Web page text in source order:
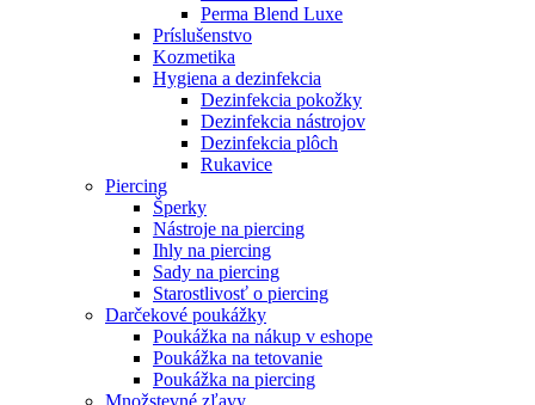
Perma Blend Luxe
Príslušenstvo
Kozmetika
Hygiena a dezinfekcia
Dezinfekcia pokožky
Dezinfekcia nástrojov
Dezinfekcia plôch
Rukavice
Piercing
Šperky
Nástroje na piercing
Ihly na piercing
Sady na piercing
Starostlivosť o piercing
Darčekové poukážky
Poukážka na nákup v eshope
Poukážka na tetovanie
Poukážka na piercing
Množstevné zľavy